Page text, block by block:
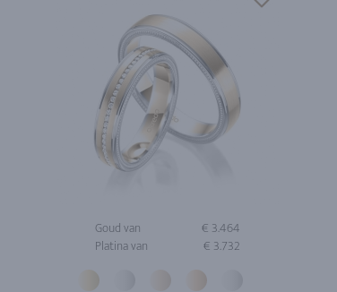
Goud van
€ 3.464
Platina van
€ 3.732